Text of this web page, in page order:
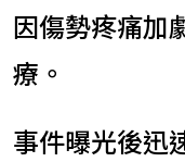
因傷勢疼痛加
療。
事件曝光後迅